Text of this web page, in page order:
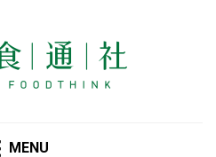
MENU